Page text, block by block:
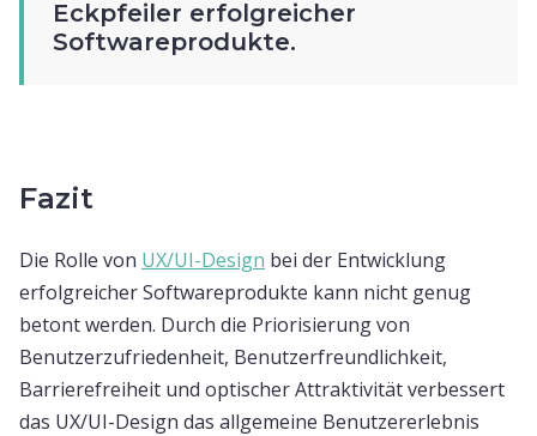
Eckpfeiler erfolgreicher
Softwareprodukte.
Fazit
Die Rolle von UX/UI-Design bei der Entwicklung
erfolgreicher Softwareprodukte kann nicht genug
betont werden. Durch die Priorisierung von
Benutzerzufriedenheit, Benutzerfreundlichkeit,
Barrierefreiheit und optischer Attraktivität verbessert
das UX/UI-Design das allgemeine Benutzererlebnis